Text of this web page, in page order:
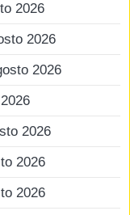
2026
2026
2026
2026
2026
2026